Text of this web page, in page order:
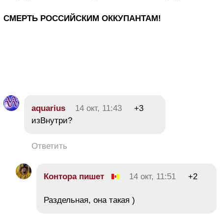
СМЕРТЬ РОССИЙСКИМ ОККУПАНТАМ!
aquarius 14 окт, 11:43
+3
изВнутри?
Ответить
Контора пишет 14 окт, 11:51 +2
Раздельная, она такая )